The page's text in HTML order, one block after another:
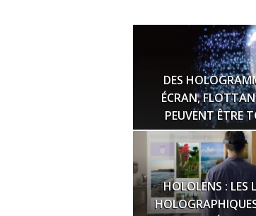
DES
ÉCRAN,
PEUVENT ÊTRE
HOLOLENS : LES